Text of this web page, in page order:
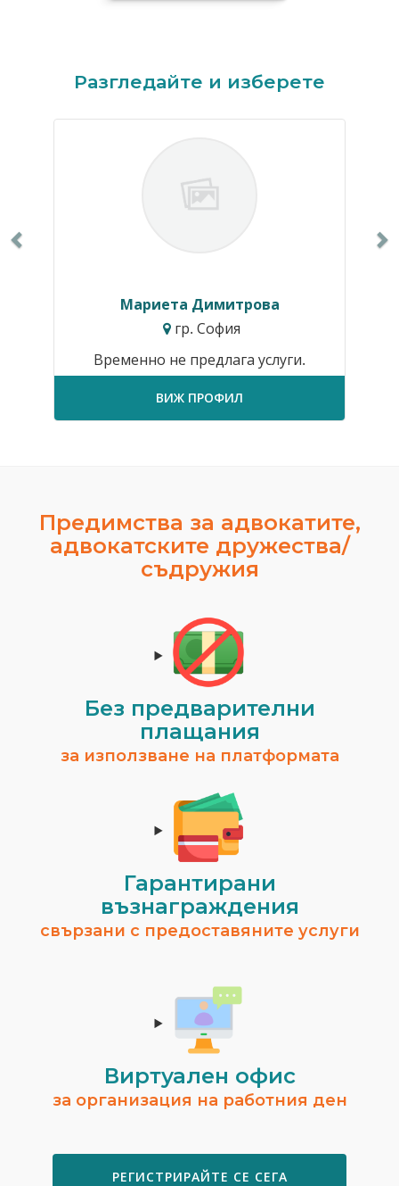
Разгледайте и изберете
Мариета Димитрова
гр. София
Временно не предлага услуги.
ВИЖ ПРОФИЛ
Предимства за адвокатите,
адвокатските дружества/
съдружия
Без предварителни
плащания
за използване на платформата
Гарантирани
възнаграждения
свързани с предоставяните услуги
Виртуален офис
за организация на работния ден
РЕГИСТРИРАЙТЕ СЕ СЕГА